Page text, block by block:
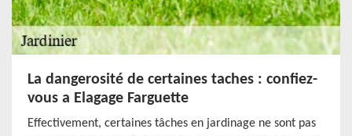
La dangerosité de certaines taches : confiez-
vous a Elagage Farguette
Effectivement, certaines tâches en jardinage ne sont pas